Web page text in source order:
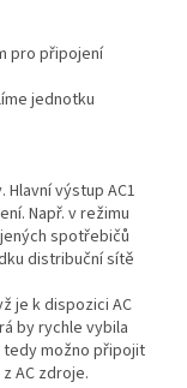
pro připojení
jednotku
Hlavní výstup AC1
Např. v režimu
spotřebičů
distribuční sítě
je k dispozici AC
by rychle vybila
tedy možno připojit
AC zdroje.